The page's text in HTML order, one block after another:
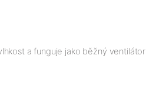
a funguje jako běžný ventilátor